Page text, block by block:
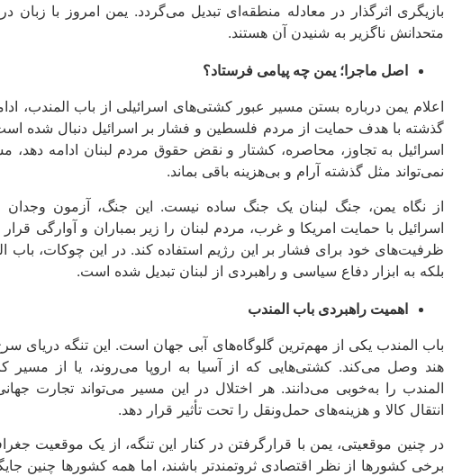
بازیگری اثرگذار در معادله منطقه‌ای تبدیل می‌گردد. یمن امروز با زبان
متحدانش ناگزیر به شنیدن آن هستند.
اصل ماجرا؛ یمن چه پیامی فرستاد؟
اعلام یمن درباره بستن مسیر عبور کشتی‌های اسرائیلی از باب‌ المندب،
گذشته با هدف حمایت از مردم فلسطین و فشار بر اسرائیل دنبال شده
اسرائیل به تجاوز، محاصره، کشتار و نقض حقوق مردم لبنان ادامه دهد،
نمی‌تواند مثل گذشته آرام و بی‌هزینه باقی بماند.
از نگاه یمن، جنگ لبنان یک جنگ ساده نیست. این جنگ، آزمون
اسرائیل با حمایت امریکا و غرب، مردم لبنان را زیر بمباران و آوارگی
ظرفیت‌های خود برای فشار بر این رژیم استفاده کند. در این چوکات،
بلکه به ابزار دفاع سیاسی و راهبردی از لبنان تبدیل شده است.
اهمیت راهبردی باب‌ المندب
باب‌ المندب یکی از مهم‌ترین گلوگاه‌های آبی جهان است. این تنگه دریای
هند وصل می‌کند. کشتی‌هایی که از آسیا به اروپا می‌روند، یا از مسیر
المندب را به‌خوبی می‌دانند. هر اختلال در این مسیر می‌تواند تجارت
انتقال کالا و هزینه‌های حمل‌ونقل را تحت تأثیر قرار دهد.
در چنین موقعیتی، یمن با قرارگرفتن در کنار این تنگه، از یک موقعیت
برخی کشورها از نظر اقتصادی ثروتمندتر باشند، اما همه کشورها چنین